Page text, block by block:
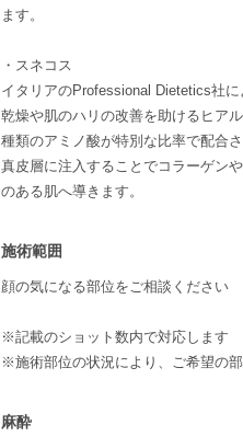
ます。
・スネコス
イタリアのProfessional Dietetics社に
乾燥や肌のハリの改善を助けるヒア
種類のアミノ酸が特別な比率で配合さ
真皮層に注入することでコラーゲン
のある肌へ導きます。
施術範囲
顔の気になる部位をご相談ください
※記載のショット数内で対応します
※施術部位の状況により、ご希望の
麻酔